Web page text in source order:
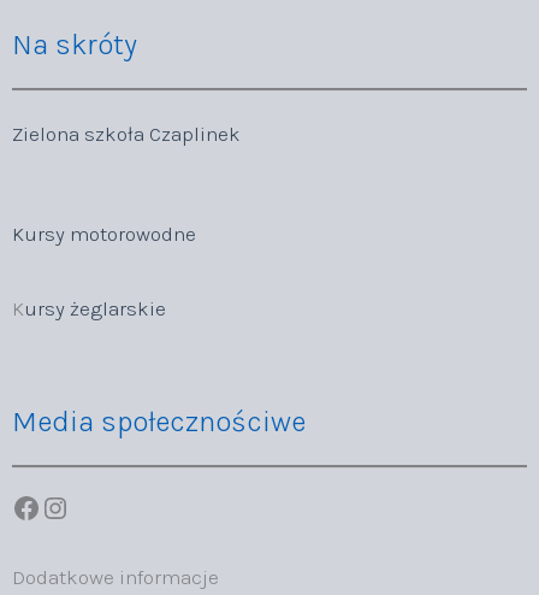
Na skróty
Zielona szkoła Czaplinek
Kursy motorowodne
Kursy żeglarskie
Media społecznościwe
Facebook
Instagram
Dodatkowe informacje